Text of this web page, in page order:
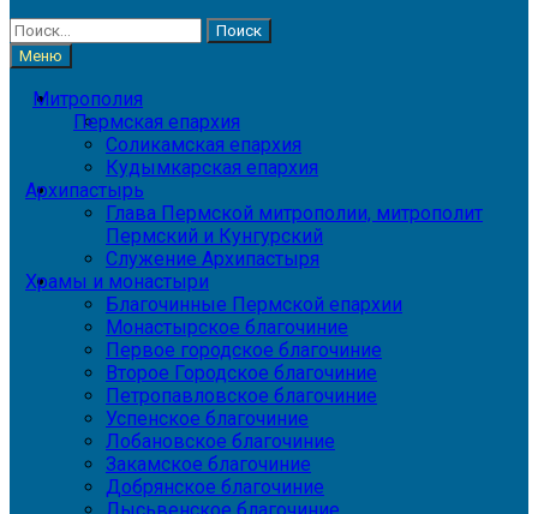
Найти:
Меню
Митрополия
Пермская епархия
Соликамская епархия
Кудымкарская епархия
Архипастырь
Глава Пермской митрополии, митрополит
Пермский и Кунгурский
Служение Архипастыря
Храмы и монастыри
Благочинные Пермской епархии
Монастырское благочиние
Первое городское благочиние
Второе Городское благочиние
Петропавловское благочиние
Успенское благочиние
Лобановское благочиние
Закамское благочиние
Добрянское благочиние